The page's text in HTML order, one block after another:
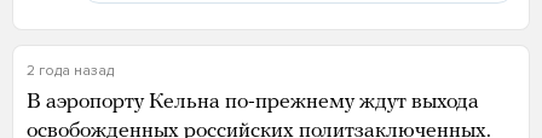
2 года назад
В аэропорту Кельна по-прежнему ждут выхода
освобожденных российских политзаключенных.